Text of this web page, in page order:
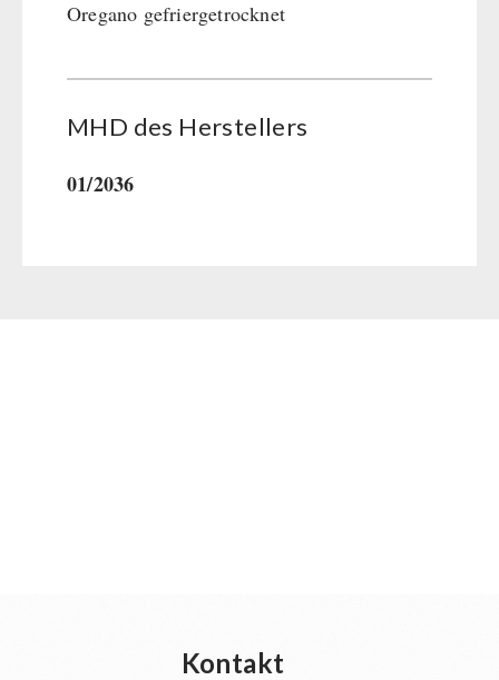
Oregano gefriergetrocknet
MHD des Her­stel­lers
01/2036
Kontakt